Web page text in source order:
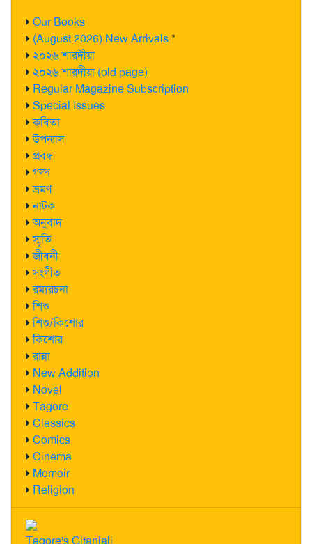
Our Books
(August 2026) New Arrivals*
২০২৬ শারদীয়া
২০২৬ শারদীয়া (old page)
Regular Magazine Subscription
Special Issues
কবিতা
উপন্যাস
প্রবন্ধ
গল্প
ভ্রমণ
নাটক
অনুবাদ
স্মৃতি
জীবনী
সংগীত
রম্যরচনা
শিশু
শিশু/কিশোর
কিশোর
রান্না
New Addition
Novel
Tagore
Classics
Comics
Cinema
Memoir
Religion
Tagore's Gitanjali